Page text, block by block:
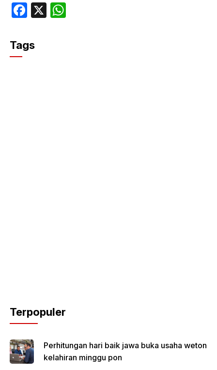
F
c
e
X
Tags
Terpopuler
Perhitungan hari baik jawa buka usaha weton
kelahiran minggu pon